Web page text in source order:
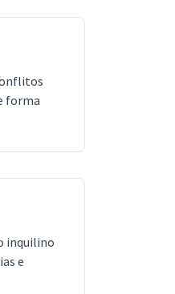
forma
inquilino
e